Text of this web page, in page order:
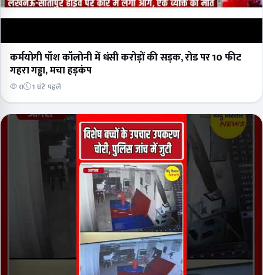
कर्मयोगी पॉश कॉलोनी में धंसी करोड़ों की सड़क, रोड पर 10 फीट
गहरा गड्ढा, मचा हड़कंप
0 1 घंटे पहले